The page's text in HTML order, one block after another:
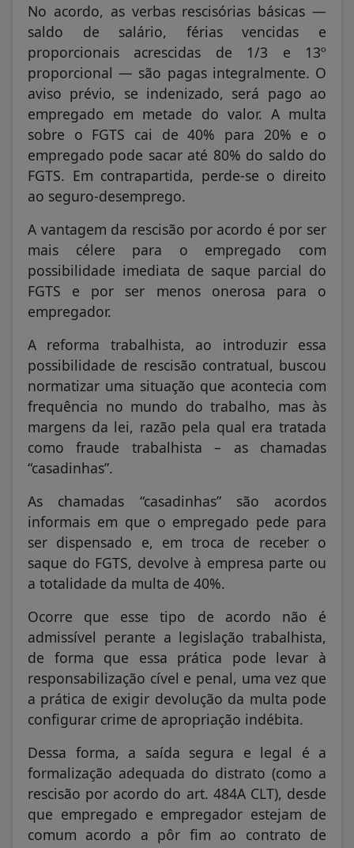
No acordo, as verbas rescisórias básicas —
saldo de salário, férias vencidas e
proporcionais acrescidas de 1/3 e 13º
proporcional — são pagas integralmente. O
aviso prévio, se indenizado, será pago ao
empregado em metade do valor. A multa
sobre o FGTS cai de 40% para 20% e o
empregado pode sacar até 80% do saldo do
FGTS. Em contrapartida, perde-se o direito
ao seguro-desemprego.
A vantagem da rescisão por acordo é por ser
mais célere para o empregado com
possibilidade imediata de saque parcial do
FGTS e por ser menos onerosa para o
empregador.
A reforma trabalhista, ao introduzir essa
possibilidade de rescisão contratual, buscou
normatizar uma situação que acontecia com
frequência no mundo do trabalho, mas às
margens da lei, razão pela qual era tratada
como fraude trabalhista – as chamadas
“casadinhas”.
As chamadas “casadinhas” são acordos
informais em que o empregado pede para
ser dispensado e, em troca de receber o
saque do FGTS, devolve à empresa parte ou
a totalidade da multa de 40%.
Ocorre que esse tipo de acordo não é
admissível perante a legislação trabalhista,
de forma que essa prática pode levar à
responsabilização cível e penal, uma vez que
a prática de exigir devolução da multa pode
configurar crime de apropriação indébita.
Dessa forma, a saída segura e legal é a
formalização adequada do distrato (como a
rescisão por acordo do art. 484A CLT), desde
que empregado e empregador estejam de
comum acordo a pôr fim ao contrato de